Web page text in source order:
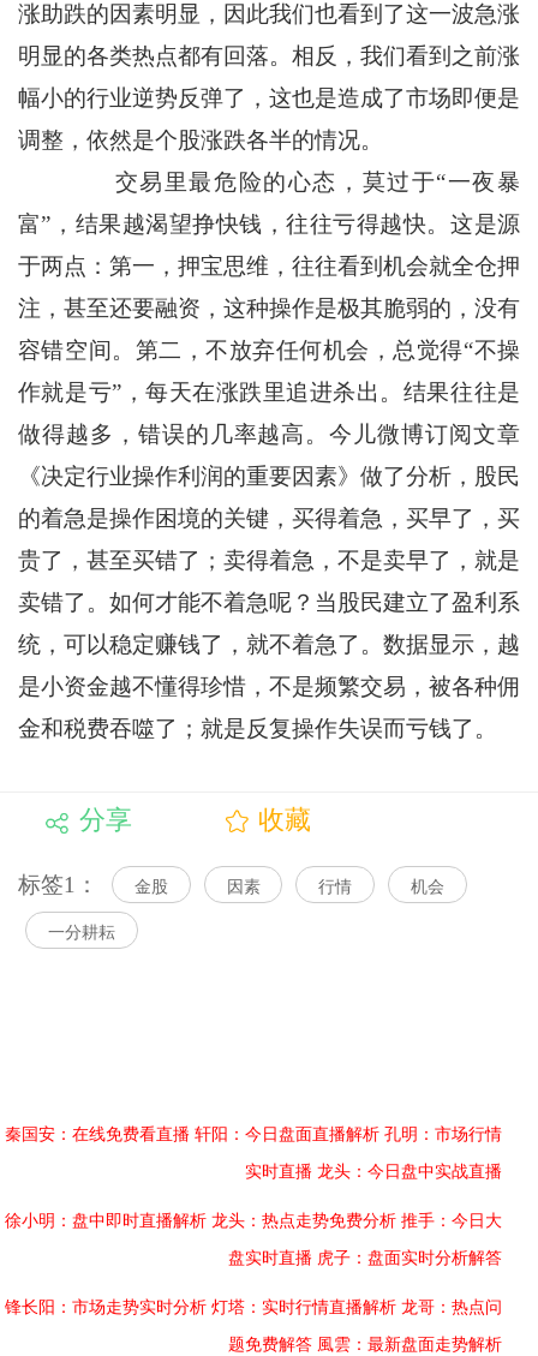
涨助跌的因素明显，因此我们也看到了这一波急涨
明显的各类热点都有回落。相反，我们看到之前涨
幅小的行业逆势反弹了，这也是造成了市场即便是
调整，依然是个股涨跌各半的情况。
交易里最危险的心态，莫过于“一夜暴
富”，结果越渴望挣快钱，往往亏得越快。这是源
于两点：第一，押宝思维，往往看到机会就全仓押
注，甚至还要融资，这种操作是极其脆弱的，没有
容错空间。第二，不放弃任何机会，总觉得“不操
作就是亏”，每天在涨跌里追进杀出。结果往往是
做得越多，错误的几率越高。今儿微博订阅文章
《决定行业操作利润的重要因素》做了分析，股民
的着急是操作困境的关键，买得着急，买早了，买
贵了，甚至买错了；卖得着急，不是卖早了，就是
卖错了。如何才能不着急呢？当股民建立了盈利系
统，可以稳定赚钱了，就不着急了。数据显示，越
是小资金越不懂得珍惜，不是频繁交易，被各种佣
金和税费吞噬了；就是反复操作失误而亏钱了。
分享 收藏
标签1： 金股 因素 行情 机会
一分耕耘
秦国安：在线免费看直播 轩阳：今日盘面直播解析 孔明：市场行情
实时直播 龙头：今日盘中实战直播
徐小明：盘中即时直播解析 龙头：热点走势免费分析 推手：今日大
盘实时直播 虎子：盘面实时分析解答
锋长阳：市场走势实时分析 灯塔：实时行情直播解析 龙哥：热点问
题免费解答 風雲：最新盘面走势解析